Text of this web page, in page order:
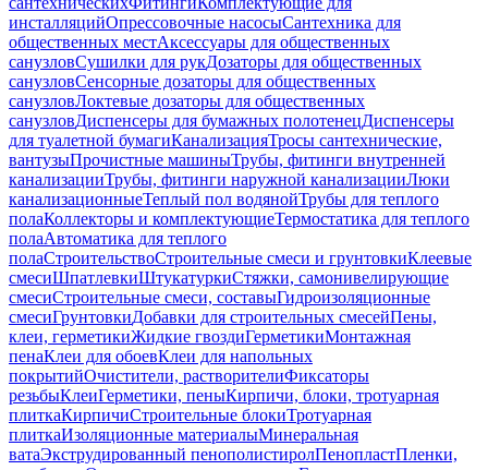
инсталляцийОпрессовочные насосыСантехника для
общественных местАксессуары для общественных
санузловСушилки для рукДозаторы для общественных
санузловСенсорные дозаторы для общественных
санузловЛоктевые дозаторы для общественных
санузловДиспенсеры для бумажных полотенецДиспенсеры
для туалетной бумагиКанализацияТросы сантехнические,
вантузыПрочистные машиныТрубы, фитинги внутренней
канализацииТрубы, фитинги наружной канализацииЛюки
канализационныеТеплый пол водянойТрубы для теплого
полаКоллекторы и комплектующиеТермостатика для теплого
полаАвтоматика для теплого
полаСтроительствоСтроительные смеси и грунтовкиКлеевые
смесиШпатлевкиШтукатуркиСтяжки, самонивелирующие
смесиСтроительные смеси, составыГидроизоляционные
смесиГрунтовкиДобавки для строительных смесейПены,
клеи, герметикиЖидкие гвоздиГерметикиМонтажная
пенаКлеи для обоевКлеи для напольных
покрытийОчистители, растворителиФиксаторы
резьбыКлеиГерметики, пеныКирпичи, блоки, тротуарная
плиткаКирпичиСтроительные блокиТротуарная
плиткаИзоляционные материалыМинеральная
ватаЭкструдированный пенополистиролПенопластПленки,